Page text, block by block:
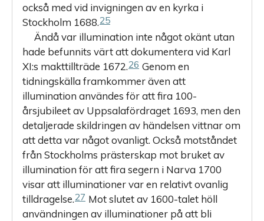
också med vid invigningen av en kyrka i
Stockholm 1688.25
Ändå var illumination inte något okänt utan
hade befunnits värt att dokumentera vid Karl
XI:s makttillträde 1672.26 Genom en
tidningskälla framkommer även att
illumination användes för att fira 100-
årsjubileet av Uppsalafördraget 1693, men den
detaljerade skildringen av händelsen vittnar om
att detta var något ovanligt. Också motståndet
från Stockholms prästerskap mot bruket av
illumination för att fira segern i Narva 1700
visar att illuminationer var en relativt ovanlig
tilldragelse.27 Mot slutet av 1600-talet höll
användningen av illuminationer på att bli